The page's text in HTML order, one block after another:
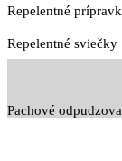
Repelentné
Repelentné sviečky
Pachové